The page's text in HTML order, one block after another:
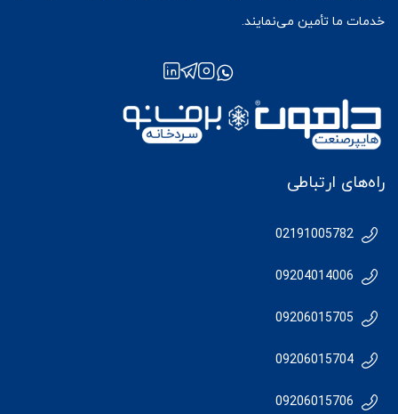
خدمات ما تأمین می‌نمایند.
راه‌های ارتباطی
02191005782
09204014006
09206015705
09206015704
09206015706